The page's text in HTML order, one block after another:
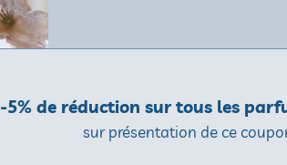
-5% de réduction sur tous les
sur présentation de ce